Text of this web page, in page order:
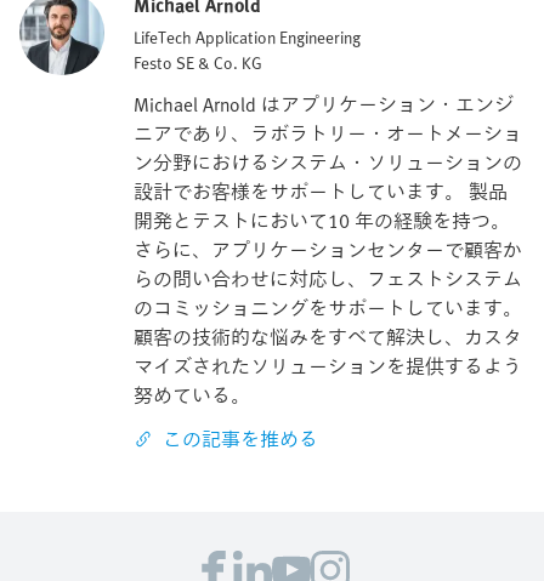
LifeTech Application Engineering
Festo SE & Co. KG
Michael Arnold はアプリケーション・エンジ
ニアであり、ラボラトリー・オートメーショ
ン分野におけるシステム・ソリューションの
設計でお客様をサポートしています。 製品
開発とテストにおいて10 年の経験を持つ。
さらに、アプリケーションセンターで顧客か
らの問い合わせに対応し、フェストシステム
のコミッショニングをサポートしています。
顧客の技術的な悩みをすべて解決し、カスタ
マイズされたソリューションを提供するよう
努めている。
この記事を推める